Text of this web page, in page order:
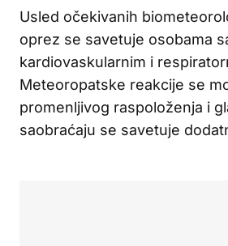
Usled očekivanih
oprez se savetuje osobama
kardiovaskularnim i
Meteoropatske reakcije se
promenljivog raspoloženja i
saobraćaju se savetuje